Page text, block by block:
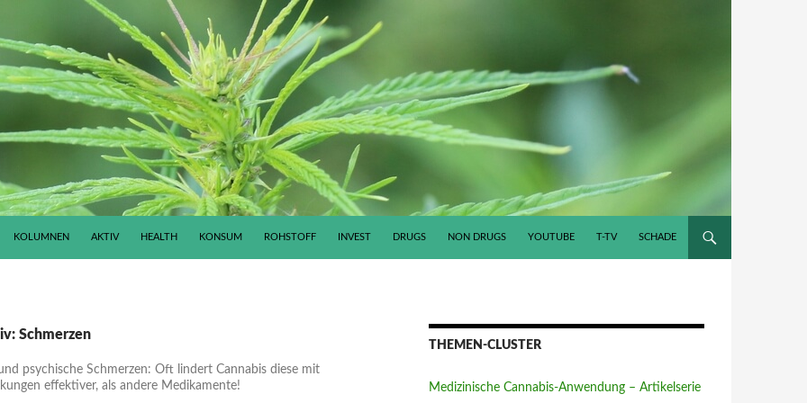
KOLUMNEN AKTIV HEALTH KONSUM ROHSTOFF INVEST DRUGS NON DRUGS YOUTUBE T-TV SCHADE
Schmerzen
psychische Schmerzen: Oft lindert Cannabis diese mit
effektiver, als andere Medikamente!
THEMEN-CLUSTER
Medizinische Cannabis-Anwendung – Artikelserie